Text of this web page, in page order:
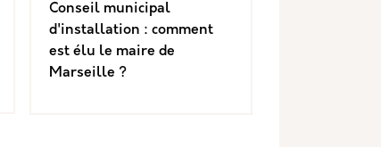
Conseil municipal
d'installation : comment
est élu le maire de
Marseille ?